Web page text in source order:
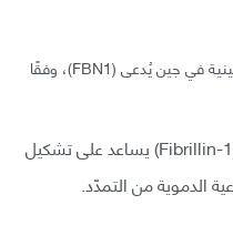
تحدث هذه المتلازمة النادرة بسبب طفرة جينية في جين يُدعى (FBN1)، وفقًا
وهذا الجين مسؤول عن بروتين يُدعى (Fibrillin-1) يساعد على تشكيل
الدموية من التمدّد.